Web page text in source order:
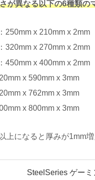
が異なる以下の6種類の
250mm x 210mm x 2mm
320mm x 270mm x 2mm
450mm x 400mm x 2mm
x 590mm x 3mm
x 762mm x 3mm
x 800mm x 3mm
上になると厚みが1mm
SteelSeries ゲー